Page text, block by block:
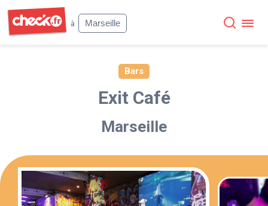
à
Marseille
Bars
Exit Café
Marseille